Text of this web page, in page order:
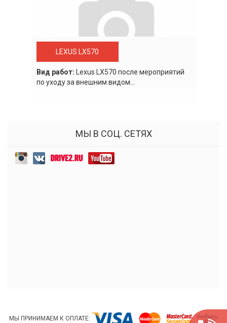
LEXUS LX570
Вид работ: Lexus LХ570 после мероприятий
по уходу за внешним видом...
МЫ В СОЦ. СЕТЯХ
МЫ ПРИНИМАЕМ К ОПЛАТЕ: